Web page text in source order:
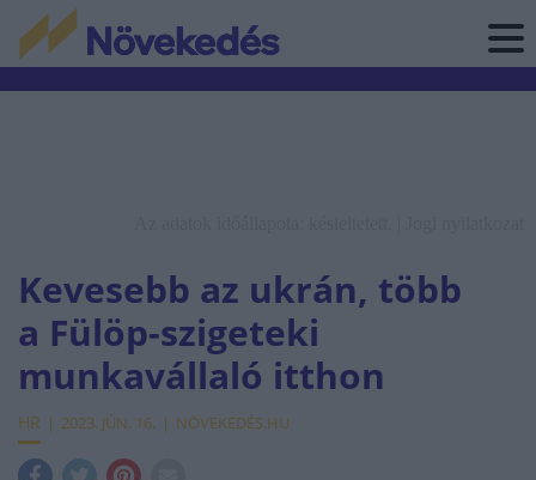
Kevesebb az ukrán, több
a Fülöp-szigeteki
munkavállaló itthon
HR 2023. JÚN. 16. NÖVEKEDÉS.HU